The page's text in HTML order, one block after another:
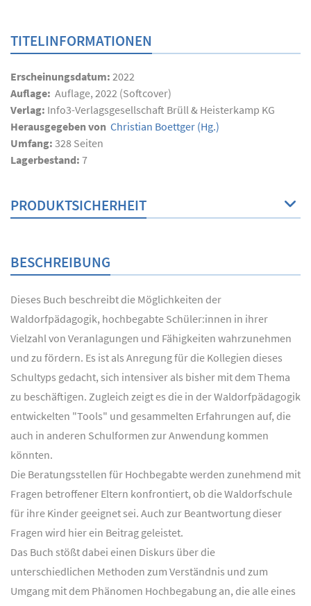
TITELINFORMATIONEN
Erscheinungsdatum: 2022
Auflage: Auflage, 2022 (Softcover)
Verlag: Info3-Verlagsgesellschaft Brüll & Heisterkamp KG
Herausgegeben von Christian Boettger (Hg.)
Umfang: 328 Seiten
Lagerbestand: 7
PRODUKTSICHERHEIT
BESCHREIBUNG
Dieses Buch beschreibt die Möglichkeiten der
Waldorfpädagogik, hochbegabte Schüler:innen in ihrer
Vielzahl von Veranlagungen und Fähigkeiten wahrzunehmen
und zu fördern. Es ist als Anregung für die Kollegien dieses
Schultyps gedacht, sich intensiver als bisher mit dem Thema
zu beschäftigen. Zugleich zeigt es die in der Waldorfpädagogik
entwickelten "Tools" und gesammelten Erfahrungen auf, die
auch in anderen Schulformen zur Anwendung kommen
könnten.
Die Beratungsstellen für Hochbegabte werden zunehmend mit
Fragen betroffener Eltern konfrontiert, ob die Waldorfschule
für ihre Kinder geeignet sei. Auch zur Beantwortung dieser
Fragen wird hier ein Beitrag geleistet.
Das Buch stößt dabei einen Diskurs über die
unterschiedlichen Methoden zum Verständnis und zum
Umgang mit dem Phänomen Hochbegabung an, die alle eines